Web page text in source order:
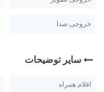
خروجی صدا
سایر توضیحات
اقلام همراه